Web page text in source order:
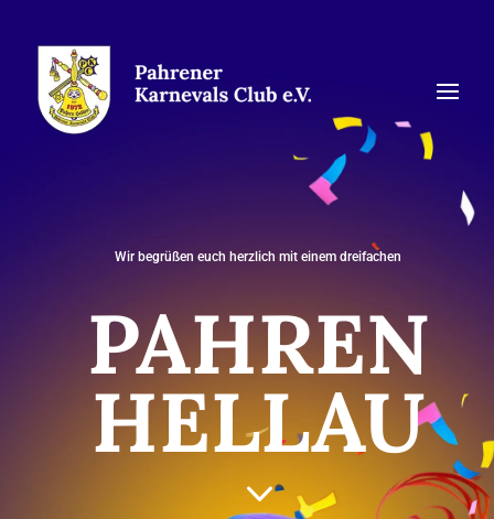
Wir begrüßen euch herzlich mit einem dreifachen
PAHREN
HELLAU
3